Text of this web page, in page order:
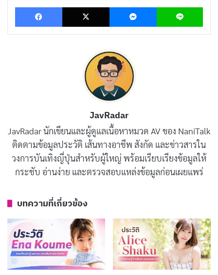
ย้อนกลับไปก่อนที่เธอจะกลายเป็น ดารา JAV
เจ้าของ
สัดส่วนระดับ J-Cup เธอคือนักศึกษามหาวิทยาลัยธรรมดา
คนหนึ่งในโตเกียวที่ตัดสินใจกระโดดเข้ามาในโลกที่แตกต่าง
จากชีวิตเดิมโดยสิ้นเชิง บทความนี้จะพาเจาะลึก
ตั้งแต่จุดเริ่มต้นก่อนเข้าวงการ ช่วงเดบิ
วต์ ช่วงเปลี่ยนค่ายและเปลี่ยนชื่อ ไปจนถึงผลงานเด่นและ
Mitsuki Momota คือใคร
Mitsuki Momota เป็นนางเอก AV ญี่ปุ่นสังกัด MOODYZ
แบบ Exclusive มาตั้งแต่เดบิวต์จนถึงปัจจุบัน ภายใต้การ
เดือนกุมภาพันธ์ 2025) ในบรรดานักแสดง MOODYZ รุ่น
ใหม่ เธอถูกจัดให้อยู่ในกลุ่มที่มีมูลค่าทางการตลาดสูงที่สุด
กลุ่มหนึ่งของค่าย ด้วยคาแรกเตอร์ที่เป็นเอกลักษณ์เฉพาะ
ตัวอย่าง “สาวร่างสูงหน้าหวาน แต่มีทรวดทรงระดับ J-
Cup” ซึ่งเป็นจุดสมดุลที่หาได้ไม่บ่อยนัก
Facebook X Messenger Line
JavRadar
JavRadar นักเขียนและผู้ดูแลเนื้อหาหมวด AV ของ NaniTalk
ติดตามข้อมูลประวัติ เส้นทางอาชีพ สังกัด และข่าวสารใน
วงการบันเทิงญี่ปุ่นสำหรับผู้ใหญ่ พร้อมเรียบเรียงข้อมูลให้
กระชับ อ่านง่าย และตรวจสอบแหล่งข้อมูลก่อนเผยแพร่
บทความที่เกี่ยวข้อง